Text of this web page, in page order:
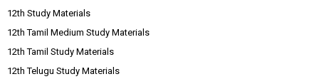
12th Study Materials
12th Tamil Medium Study Materials
12th Tamil Study Materials
12th Telugu Study Materials